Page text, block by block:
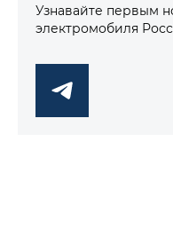
Узнавайте первым
электромобиля